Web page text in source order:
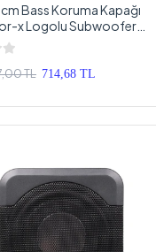
Bass Koruma Kapağı
x Logolu Subwoofer
20cm - 1 Adet
TL 714,68 TL